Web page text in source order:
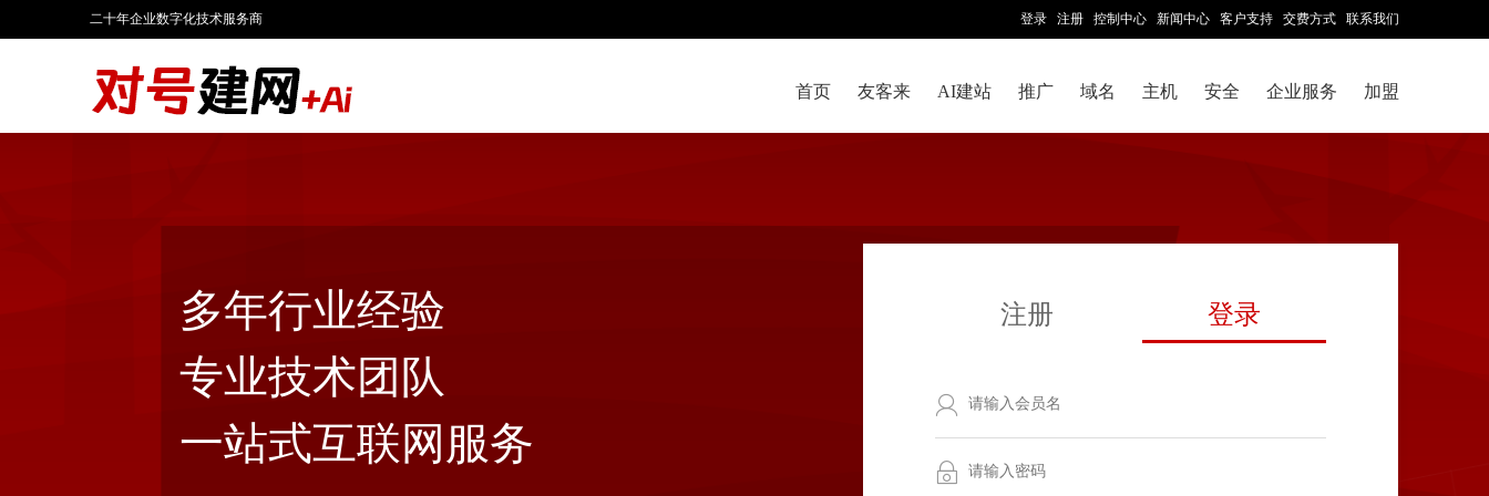
二十年企业数字化技术服务商 登录 注册 控制中心 新闻中心 客户支持 交费方式 联系我们
首页 友客来 AI建站 推广 域名 主机 安全 企业服务 加盟
多年行业经验
专业技术团队
一站式互联网服务
注册 登录